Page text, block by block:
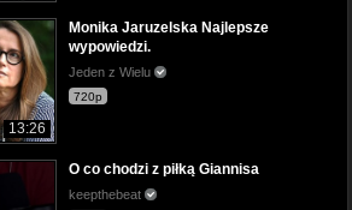
13:26
Monika Jaruzelska Najlepsze
wypowiedzi.
Jeden z Wielu
720p
O co chodzi z piłką Giannisa
keepthebeat